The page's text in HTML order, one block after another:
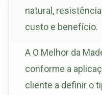
natural,
custo e benefício.
A O Melhor da
conforme a
cliente a definir o